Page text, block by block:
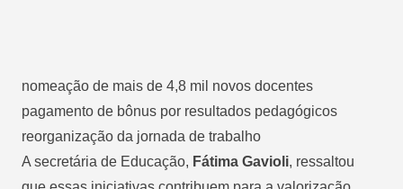
nomeação de mais de 4,8 mil novos docentes
pagamento de bônus por resultados pedagógicos
reorganização da jornada de trabalho
A secretária de Educação, Fátima Gavioli, ressaltou